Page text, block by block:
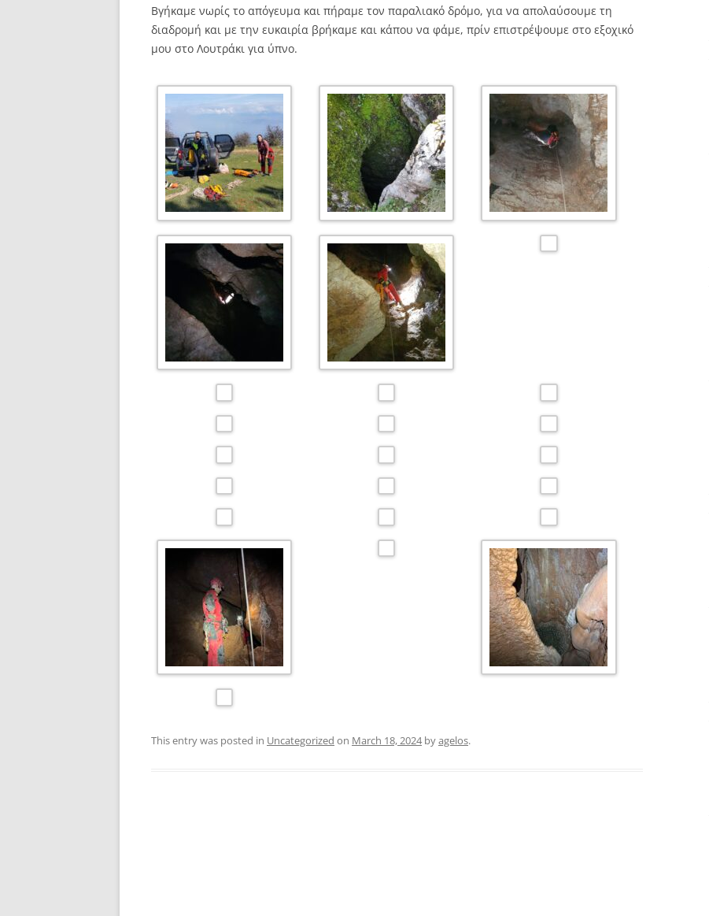
Βγήκαμε νωρίς το απόγευμα και πήραμε τον παραλιακό δρόμο, για να απολαύσουμε τη
διαδρομή και με την ευκαιρία βρήκαμε και κάπου να φάμε, πρίν επιστρέψουμε στο εξοχικό
μου στο Λουτράκι για ύπνο.
This entry was posted in Uncategorized on March 18, 2024byagelos.